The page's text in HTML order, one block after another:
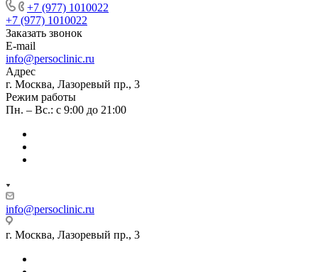
+7 (977) 1010022
+7 (977) 1010022
Заказать звонок
E-mail
info@persoclinic.ru
Адрес
г. Москва, Лазоревый пр., 3
Режим работы
Пн. – Вс.: с 9:00 до 21:00
info@persoclinic.ru
г. Москва, Лазоревый пр., 3